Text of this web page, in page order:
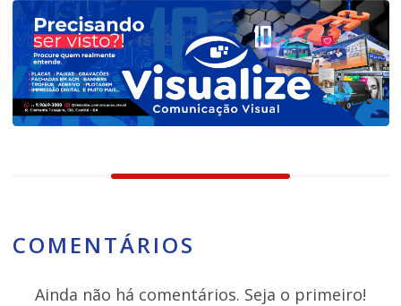
COMENTÁRIOS
Ainda não há comentários. Seja o primeiro!